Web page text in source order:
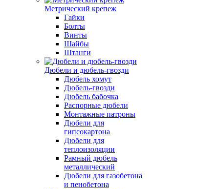
Метрический крепеж
Гайки
Болты
Винты
Шайбы
Штанги
Дюбели и дюбель-гвозди
Дюбель хомут
Дюбель-гвозди
Дюбель бабочка
Распорные дюбели
Монтажные патроны
Дюбели для
гипсокартона
Дюбели для
теплоизоляции
Рамный дюбель
металлический
Дюбели для газобетона
и пенобетона